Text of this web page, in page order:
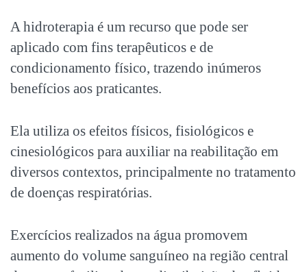
A hidroterapia é um recurso que pode ser
aplicado com fins terapêuticos e de
condicionamento físico, trazendo inúmeros
benefícios aos praticantes.
Ela utiliza os efeitos físicos, fisiológicos e
cinesiológicos para auxiliar na reabilitação em
diversos contextos, principalmente no tratamento
de doenças respiratórias.
Exercícios realizados na água promovem
aumento do volume sanguíneo na região central